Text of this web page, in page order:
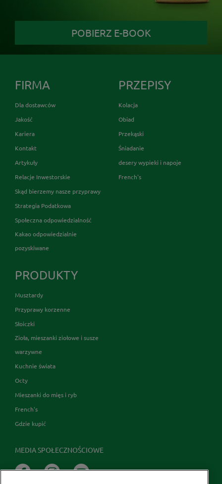
POBIERZ E-BOOK
FIRMA
Dla dostawców
Jakość
Kariera
Kontakt
Artykuły
Relacje Inwestorskie
Skąd bierzemy nasze przyprawy
Strategia Podatkowa
Społeczna odpowiedzialność
Kakao odpowiedzialnie
pozyskiwane
PRZEPISY
Kolacja
Obiad
Przekąski
Śniadanie
desery wypieki i napoje
French's
PRODUKTY
Musztardy
Przyprawy korzenne
Słoiczki
Zioła, mieszanki ziołowe i susze
warzywne
Kuchnie świata
Octy
Mieszanki do mięs i ryb
French's
Gdzie kupić
MEDIA SPOŁECZNOŚCIOWE